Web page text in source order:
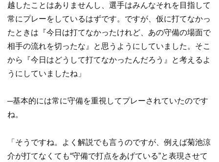
越したことはありませんし、選手はみんなそれを目指して
常にプレーをしているはずです。ですが、仮に打てなかっ
たときは『今日は打てなかったけれど、あの守備の場面で
相手の流れを切ったな』と思うようにしていました。そこ
から『今日はどうして打てなかったんだろう』と考えるよ
うにしていましたね」
─基本的には常に守備を重視してプレーされていたのです
ね。
「そうですね。よく解説でも言うのですが、例えば菊池涼
介が打てなくても“守備で打点をあげている”と表現させて